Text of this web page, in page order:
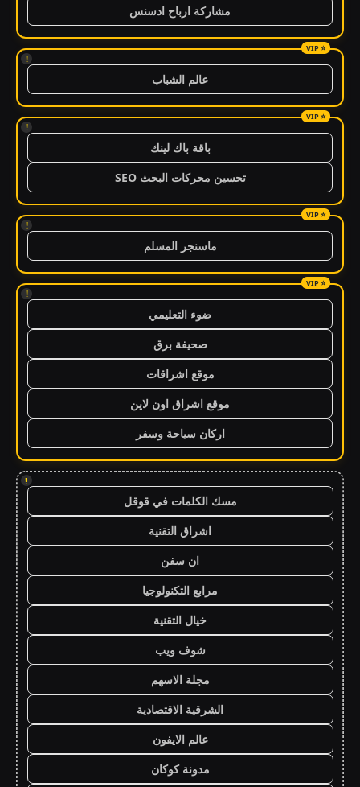
مشاركة ارباح ادسنس
!
عالم الشباب
!
باقة باك لينك
تحسين محركات البحث SEO
!
ماسنجر المسلم
!
ضوء التعليمي
صحيفة برق
موقع اشراقات
موقع اشراق اون لاين
اركان سياحة وسفر
!
مسك الكلمات في قوقل
اشراق التقنية
ان سفن
مرابع التكنولوجيا
خيال التقنية
شوف ويب
مجلة الاسهم
الشرقية الاقتصادية
عالم الايفون
مدونة كوكان